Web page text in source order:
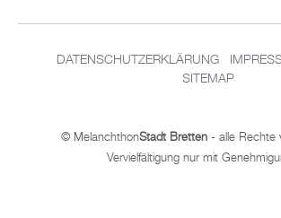
DATENSCHUTZERKLÄRUNG
SITEMAP
© MelanchthonStadt Bretten - alle Rechte
Vervielfältigung nur mit